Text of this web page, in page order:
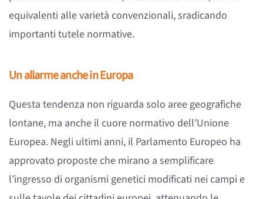
equivalenti alle varietà convenzionali, sradicando
importanti tutele normative.
Un allarme anche in Europa
Questa tendenza non riguarda solo aree geografiche
lontane, ma anche il cuore normativo dell’Unione
Europea. Negli ultimi anni, il Parlamento Europeo ha
approvato proposte che mirano a semplificare
l’ingresso di organismi genetici modificati nei campi e